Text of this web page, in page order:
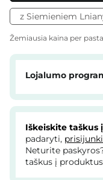
z Siemieniem
Žemiausia kaina per
Lojalumo
Iškeiskite taškus
padaryti,
Neturite
taškus į